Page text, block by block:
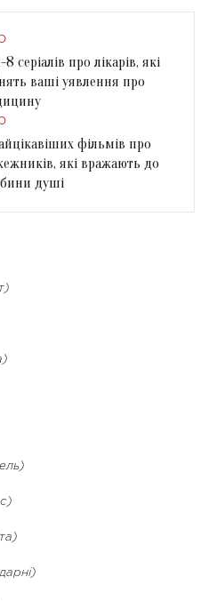
серіалів про лікарів, які
ваші уявлення про
фільмів про
які вражають до
душі